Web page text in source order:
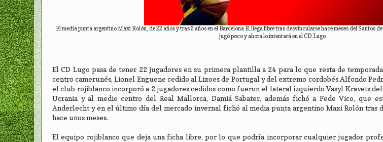
El media punta argentino Maxi Rolón, de 22 años y tras 2 años en el Barcelona B, llega libre tras desvincularse hace meses del Santos
jugó poco y ahora lo intentará en el CD Lugo
El CD Lugo pasa de tener 22 jugadores en su primera plantilla a 24 para lo que resta de
centro camerunés, Lionel Enguene cedido al Lixoes de Portugal y del extremo cordobés Alfondo
el club rojiblanco incorporó a 2 jugadores cedidos como fueron el lateral izquierdo Vasyl Kravets
Ucrania y al medio centro del Real Mallorca, Damiá Sabater, además fichó a Fede Vico, que
Anderlecht y en el último día del mercado invernal fichó al media punta argentino Maxi Rolón tras
hace unos meses.
El equipo rojiblanco que deja una ficha libre, por lo que podría incorporar cualquier jugador